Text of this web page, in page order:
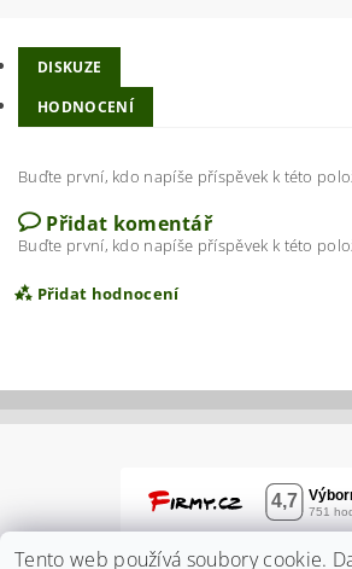
DISKUZE
HODNOCENÍ
Buďte první, kdo napíše příspěvek k této
Přidat komentář
Buďte první, kdo napíše příspěvek k této
Přidat hodnocení
Tento web používá soubory cookie.